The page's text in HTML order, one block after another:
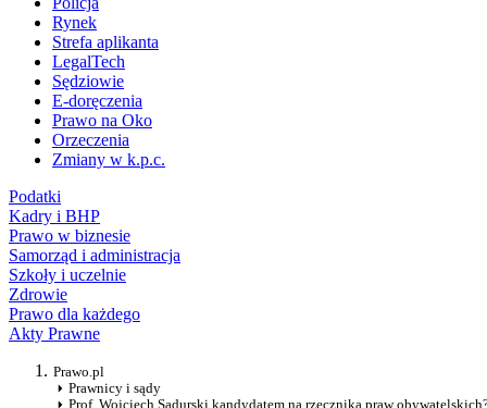
Rynek
Strefa aplikanta
LegalTech
Sędziowie
E-doręczenia
Prawo na Oko
Orzeczenia
Zmiany w k.p.c.
Podatki
Kadry i BHP
Prawo w biznesie
Samorząd i administracja
Szkoły i uczelnie
Zdrowie
Prawo dla każdego
Akty Prawne
Prawo.pl
Prawnicy i sądy
Prof. Wojciech Sadurski kandydatem na rzecznika praw